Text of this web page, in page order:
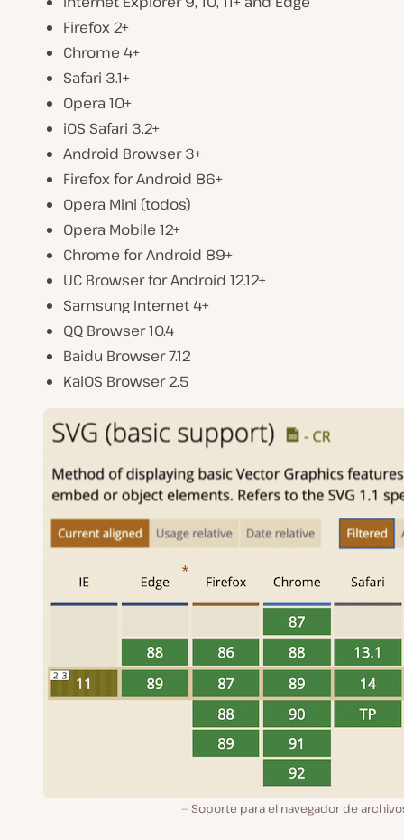
Firefox 2+
Chrome 4+
Safari 3.1+
Opera 10+
iOS Safari 3.2+
Android Browser 3+
Firefox for Android 86+
Opera Mini (todos)
Opera Mobile 12+
Chrome for Android 89+
UC Browser for Android 12.12+
Samsung Internet 4+
QQ Browser 10.4
Baidu Browser 7.12
KaiOS Browser 2.5
Soporte para el navegador de